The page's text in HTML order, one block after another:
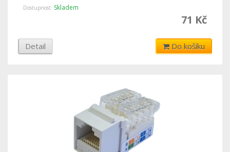
Dostupnost: Skladem
71 Kč
Detail Do košíku